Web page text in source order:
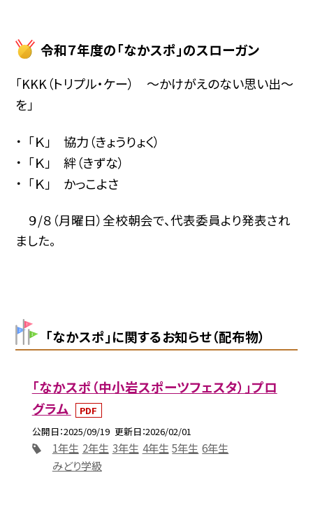
令和７年度の「なかスポ」のスローガン
「KKK（トリプル・ケー） ～かけがえのない思い出～
を」
「Ｋ」 協力（きょうりょく）
「Ｋ」 絆（きずな）
「Ｋ」 かっこよさ
９/８（月曜日）全校朝会で、代表委員より発表され
ました。
「なかスポ」に関するお知らせ（配布物）
「なかスポ（中小岩スポーツフェスタ）」プロ
グラム
PDF
公開日 2025/09/19 更新日 2026/02/01
1年生 2年生 3年生 4年生 5年生 6年生
みどり学級